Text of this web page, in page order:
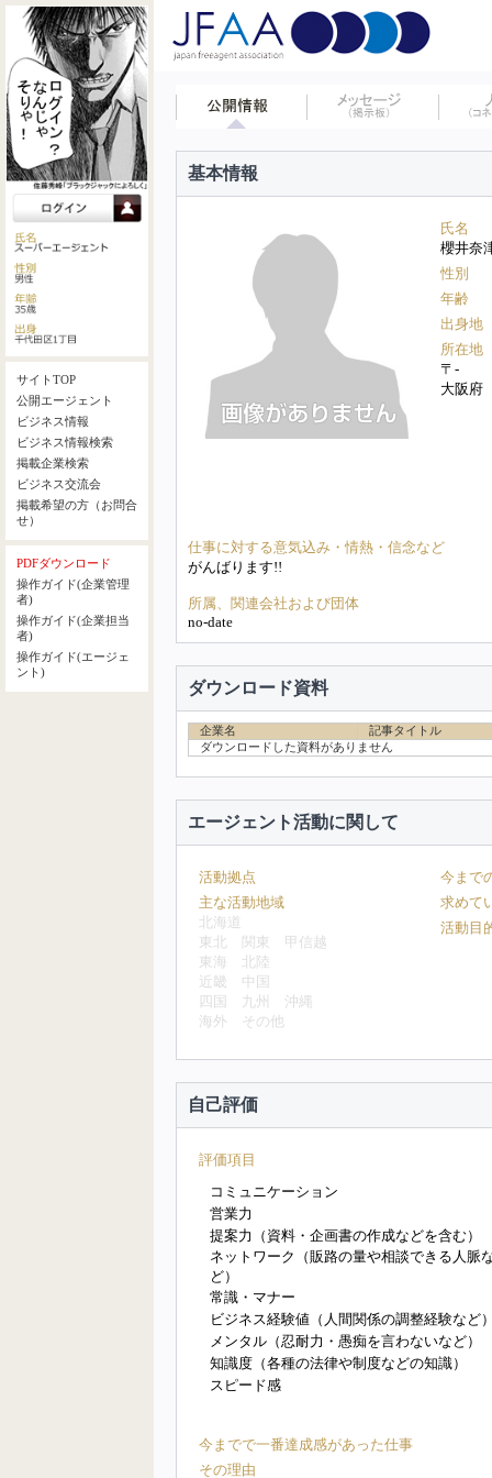
サイトTOP
公開エージェント
ビジネス情報
ビジネス情報検索
掲載企業検索
ビジネス交流会
掲載希望の方（お問合
せ）
PDFダウンロード
操作ガイド(企業管理
者)
操作ガイド(企業担当
者)
操作ガイド(エージェ
ント)
基本情報
氏名
櫻井奈
性別
年齢
出身地
所在地
〒-
大阪府
仕事に対する意気込み・情熱・信念など
がんばります!!
所属、関連会社および団体
no-date
ダウンロード資料
企業名
記事タイトル
ダウンロードした資料がありません
エージェント活動に関して
活動拠点
主な活動地域
北海道
東北
関東
甲信越
東海
北陸
近畿
中国
四国
九州
沖縄
海外
その他
今まで
求めて
活動目
自己評価
評価項目
コミュニケーション
営業力
提案力（資料・企画書の作成などを含む）
ネットワーク（販路の量や相談できる人脈
ど）
常識・マナー
ビジネス経験値（人間関係の調整経験など
メンタル（忍耐力・愚痴を言わないなど）
知識度（各種の法律や制度などの知識）
スピード感
今までで一番達成感があった仕事
その理由